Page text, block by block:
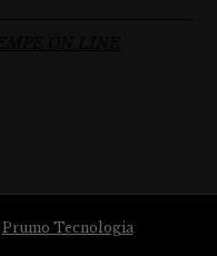
Prumo Tecnologia